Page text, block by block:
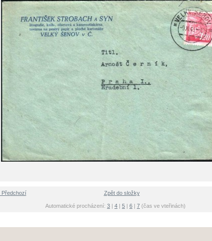
Zpět do složky
Automatické procházení: 3 | 4 | 5 | 6 | 7 (čas ve vteřinách)